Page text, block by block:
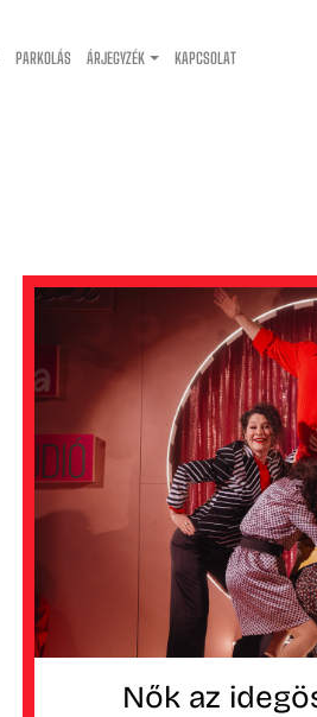
PARKOLÁS ÁRJEGYZÉK KAPCSOLAT
Nők az